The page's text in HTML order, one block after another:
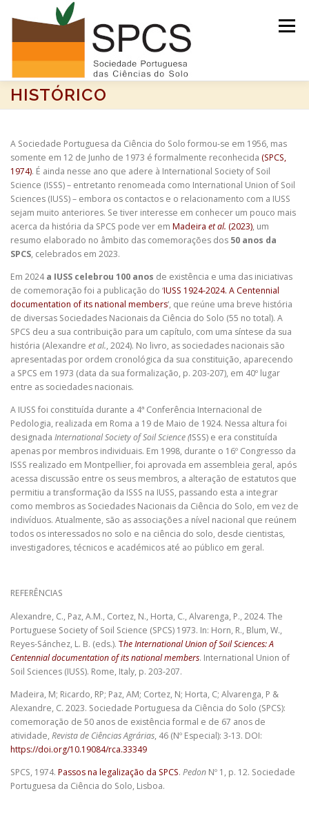
para
Menu
SOLO DO ANO 2026 RECURSOS SPCS
ARQUIVO
HISTÓRICO
A Sociedade Portuguesa da Ciência do Solo formou-se em 1956, mas
somente em 12 de Junho de 1973 é formalmente reconhecida (SPCS,
1974). É ainda nesse ano que adere à International Society of Soil
Science (ISSS) – entretanto renomeada como International Union of Soil
Sciences (IUSS) – embora os contactos e o relacionamento com a IUSS
sejam muito anteriores. Se tiver interesse em conhecer um pouco mais
acerca da história da SPCS pode ver em Madeira et al. (2023), um
resumo elaborado no âmbito das comemorações dos 50 anos da
SPCS, celebrados em 2023.
Em 2024a IUSS celebrou 100 anos de existência e uma das iniciativas
de comemoração foi a publicação do ‘IUSS 1924-2024. A Centennial
documentation of its national members‘, que reúne uma breve história
de diversas Sociedades Nacionais da Ciência do Solo (55 no total). A
SPCS deu a sua contribuição para um capítulo, com uma síntese da sua
história (Alexandre et al., 2024). No livro, as sociedades nacionais são
apresentadas por ordem cronológica da sua constituição, aparecendo
a SPCS em 1973 (data da sua formalização, p. 203-207), em 40º lugar
entre as sociedades nacionais.
A IUSS foi constituída durante a 4ª Conferência Internacional de
Pedologia, realizada em Roma a 19 de Maio de 1924. Nessa altura foi
designada International Society of Soil Science (ISSS) e era constituída
apenas por membros individuais. Em 1998, durante o 16º Congresso da
ISSS realizado em Montpellier, foi aprovada em assembleia geral, após
acessa discussão entre os seus membros, a alteração de estatutos que
permitiu a transformação da ISSS na IUSS, passando esta a integrar
como membros as Sociedades Nacionais da Ciência do Solo, em vez de
indivíduos. Atualmente, são as associações a nível nacional que reúnem
todos os interessados no solo e na ciência do solo, desde cientistas,
investigadores, técnicos e académicos até ao público em geral.
REFERÊNCIAS
Alexandre, C., Paz, A.M., Cortez, N., Horta, C., Alvarenga, P., 2024. The
Portuguese Society of Soil Science (SPCS) 1973. In: Horn, R., Blum, W.,
Reyes-Sánchez, L. B. (eds.). The International Union of Soil Sciences: A
Centennial documentation of its national members. International Union of
Soil Sciences (IUSS). Rome, Italy, p. 203-207.
Madeira, M; Ricardo, RP; Paz, AM; Cortez, N; Horta, C; Alvarenga, P &
Alexandre, C. 2023. Sociedade Portuguesa da Ciência do Solo (SPCS):
comemoração de 50 anos de existência formal e de 67 anos de
atividade, Revista de Ciências Agrárias, 46 (Nº Especial): 3-13. DOI:
https://doi.org/10.19084/rca.33349
SPCS, 1974. Passos na legalização da SPCS. Pedon Nº 1, p. 12. Sociedade
Portuguesa da Ciência do Solo, Lisboa.